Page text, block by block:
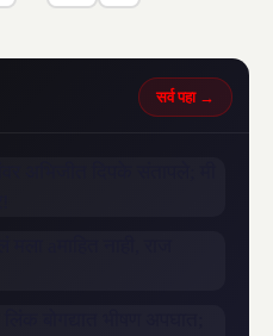
सर्व पहा →